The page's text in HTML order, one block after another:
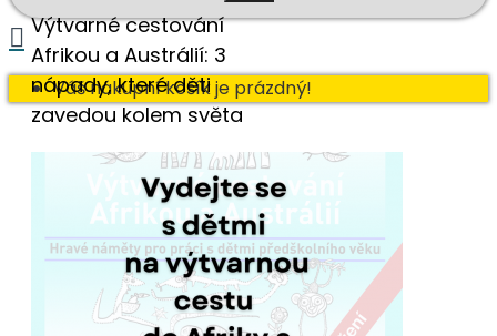
Váš nákupní košík je prázdný!
Výtvarné cestování
Afrikou a Austrálií: 3
nápady, které děti
zavedou kolem světa